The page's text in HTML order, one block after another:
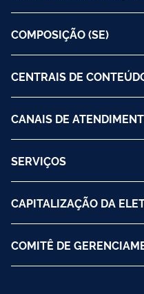
COMPOSIÇÃO (SE)
CENTRAIS DE
CANAIS DE
SERVIÇOS
CAPITALIZAÇÃO DA
COMITÊ DE